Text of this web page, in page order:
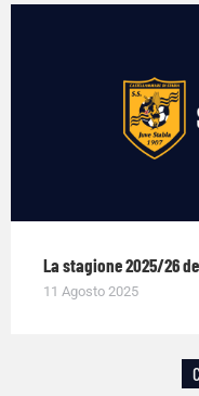
La stagione 2025/26
11 Agosto 2025